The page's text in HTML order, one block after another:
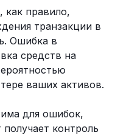
как правило,
транзакции в
Ошибка в
средств на
ваших активов.
для ошибок,
контроль